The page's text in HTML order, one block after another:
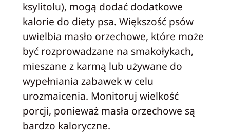
ksylitolu), mogą dodać dodatkowe
kalorie do diety psa. Większość psów
uwielbia masło orzechowe, które może
być rozprowadzane na smakołykach,
mieszane z karmą lub używane do
wypełniania zabawek w celu
urozmaicenia. Monitoruj wielkość
porcji, ponieważ masła orzechowe są
bardzo kaloryczne.